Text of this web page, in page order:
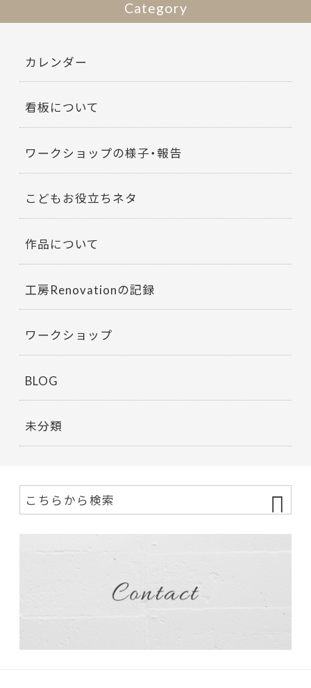
Category
カレンダー
看板について
ワークショップの様子・報告
こどもお役立ちネタ
作品について
工房Renovationの記録
ワークショップ
BLOG
未分類